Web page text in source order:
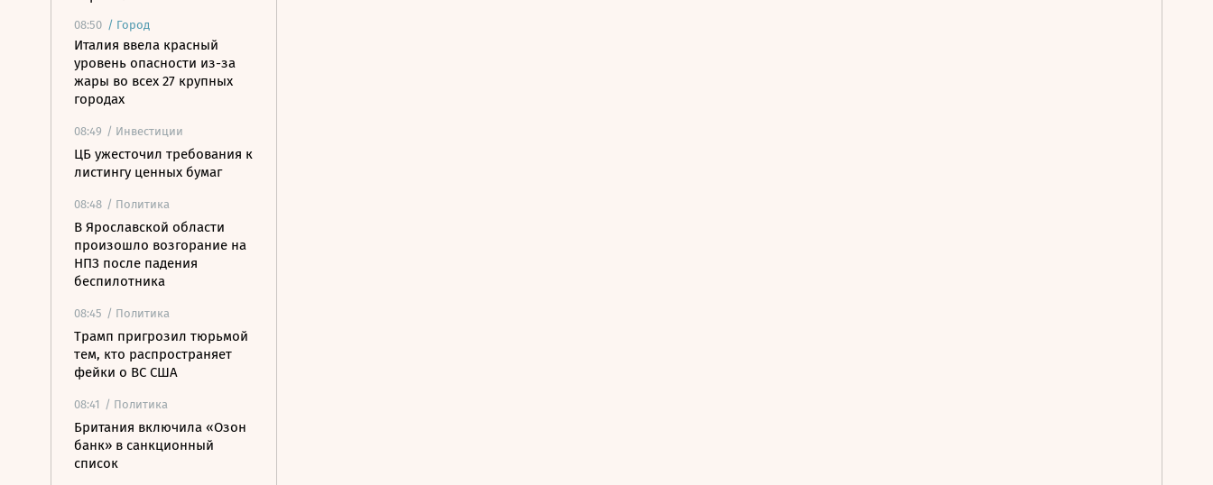
08:50 / Город
Италия ввела красный
уровень опасности из-за
жары во всех 27 крупных
городах
08:49 / Инвестиции
ЦБ ужесточил требования к
листингу ценных бумаг
08:48 / Политика
В Ярославской области
произошло возгорание на
НПЗ после падения
беспилотника
08:45 / Политика
Трамп пригрозил тюрьмой
тем, кто распространяет
фейки о ВС США
08:41 / Политика
Британия включила «Озон
банк» в санкционный
список